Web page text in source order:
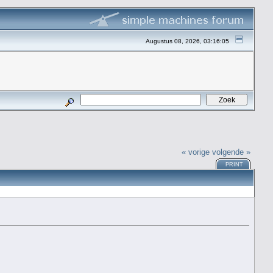
Augustus 08, 2026, 03:16:05
« vorige volgende »
PRINT